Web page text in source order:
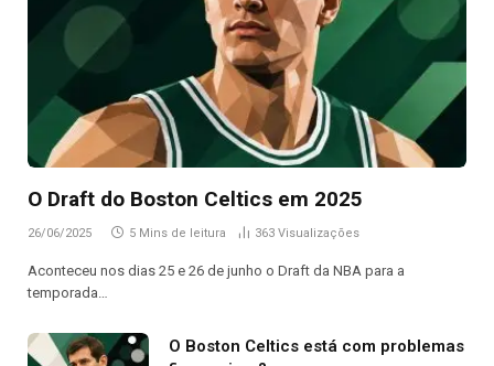
O Draft do Boston Celtics em 2025
26/06/2025 5 Mins de leitura 363 Visualizações
Aconteceu nos dias 25 e 26 de junho o Draft da NBA para a
temporada…
O Boston Celtics está com problemas